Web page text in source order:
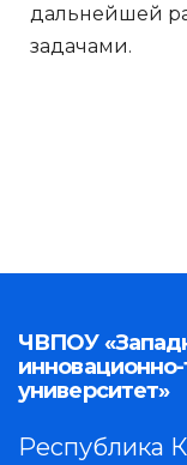
дальнейшей
задачами.
ЧВПОУ
университет»
Республика